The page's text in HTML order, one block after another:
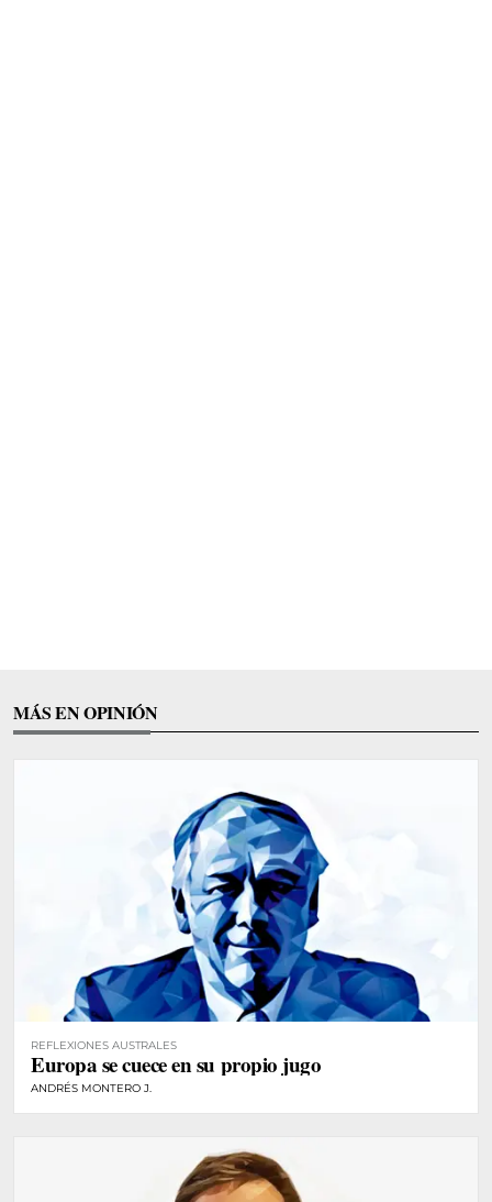
MÁS EN OPINIÓN
REFLEXIONES AUSTRALES
Europa se cuece en su propio jugo
ANDRÉS MONTERO J.